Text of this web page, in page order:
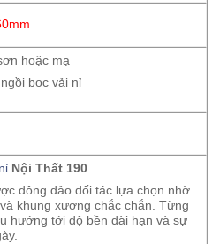
hoặc mạ
bọc vải nỉ
Nội Thất 190
đông đảo đối tác lựa chọn nhờ
khung xương chắc chắn. Từng
hướng tới độ bền dài hạn và sự